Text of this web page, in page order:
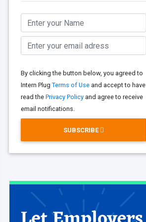
By clicking the button below, you agreed to
Intern Plug Terms of Useand accept to have
read the Privacy Policyand agree to receive
email notifications.
SUBSCRIBE